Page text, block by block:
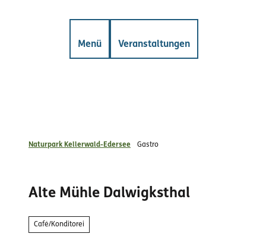
SucheMenü Veranstaltungen
Naturpark Kellerwald-Edersee Gastro
Alte Mühle Dalwigksthal
Café/Konditorei